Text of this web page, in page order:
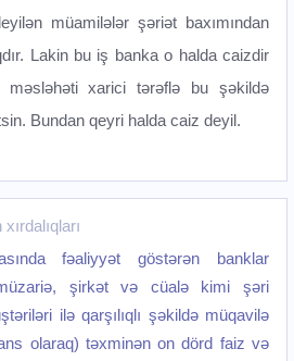
müamilələr şəriət baxımından
Lakin bu iş banka o halda caizdir
məsləhəti xarici tərəflə bu şəkildə
Bundan qeyri halda caiz deyil.‌
fəaliyyət göstərən banklar
şirkət və cüalə kimi şəri
ilə qarşılıqlı şəkildə müqavilə
olaraq) təxminən on dörd faiz və